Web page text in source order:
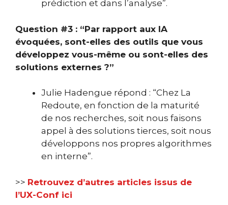
prédiction et dans l’analyse”.
Question #3 : “Par rapport aux IA
évoquées, sont-elles des outils que vous
développez vous-même ou sont-elles des
solutions externes ?”
Julie Hadengue répond : “Chez La
Redoute, en fonction de la maturité
de nos recherches, soit nous faisons
appel à des solutions tierces, soit nous
développons nos propres algorithmes
en interne”.
>> Retrouvez d’autres articles issus de
l’UX-Conf ici